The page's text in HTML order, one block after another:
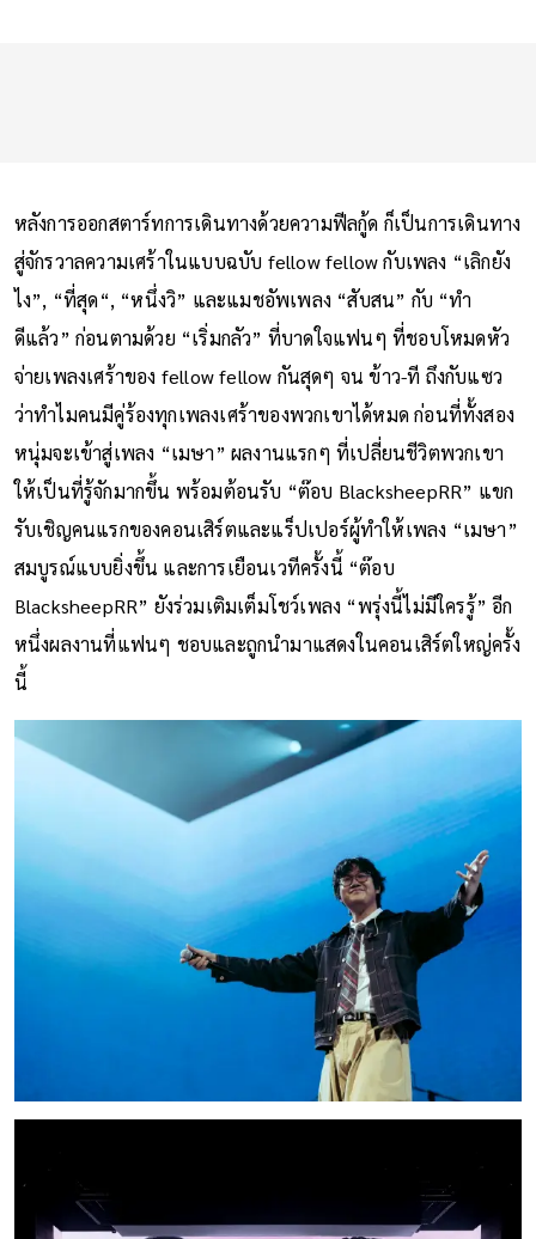
หลังการออกสตาร์ทการเดินทางด้วยความฟีลกู้ด ก็เป็นการเดินทาง
สู่จักรวาลความเศร้าในแบบฉบับ fellow fellow กับเพลง “เลิกยัง
ไง”, “ที่สุด“, “หนึ่งวิ” และแมชอัพเพลง “สับสน” กับ “ทำ
ดีแล้ว” ก่อนตามด้วย “เริ่มกลัว” ที่บาดใจแฟนๆ ที่ชอบโหมดหัว
จ่ายเพลงเศร้าของ fellow fellow กันสุดๆ จน ข้าว-ที ถึงกับแซว
ว่าทำไมคนมีคู่ร้องทุกเพลงเศร้าของพวกเขาได้หมด ก่อนที่ทั้งสอง
หนุ่มจะเข้าสู่เพลง “เมษา” ผลงานแรกๆ ที่เปลี่ยนชีวิตพวกเขา
ให้เป็นที่รู้จักมากขึ้น พร้อมต้อนรับ “ต๊อบ BlacksheepRR” แขก
รับเชิญคนแรกของคอนเสิร์ตและแร็ปเปอร์ผู้ทำให้เพลง “เมษา”
สมบูรณ์แบบยิ่งขึ้น และการเยือนเวทีครั้งนี้ “ต๊อบ
BlacksheepRR” ยังร่วมเติมเต็มโชว์เพลง “พรุ่งนี้ไม่มีใครรู้” อีก
หนึ่งผลงานที่แฟนๆ ชอบและถูกนำมาแสดงในคอนเสิร์ตใหญ่ครั้ง
นี้